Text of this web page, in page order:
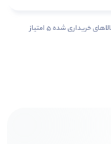
شمـا هـم دربـاره ایـن کــالا دیــدگاه ثبــت کنید، بــا ثبــت‌دیـدگاه بر روی کالاهای خریداری شده ۵ امتیاز